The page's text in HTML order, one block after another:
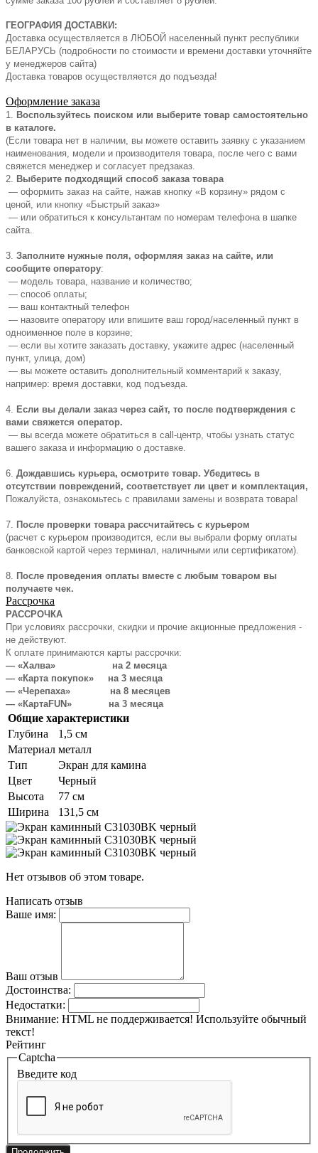
ГЕОГРАФИЯ ДОСТАВКИ:
Доставка осуществляется в ЛЮБОЙ населенный пункт республики
БЕЛАРУСЬ (подробности по стоимости и времени доставки уточняйте
у менеджеров сайта)
Доставка товаров осуществляется до подъезда!
Оформление заказа
1.
Воспользуйтесь поиском или выберите товар самостоятельно
в каталоге.
(Если товара нет в наличии, вы можете оставить заявку с указанием
наименования, модели и производителя товара, после чего с вами
свяжется менеджер и согласует предзаказ.
2.
Выберите подходящий способ заказа товара
— оформить заказ на сайте, нажав кнопку «В корзину» рядом с
ценой, или кнопку «Быстрый заказ»
— или обратиться к консультантам по номерам телефона в шапке
сайта.
3. Заполните нужные поля, оформляя заказ на сайте, или
сообщите оператору:
— модель товара, название и количество;
— способ оплаты;
— ваш контактный телефон
— назовите оператору или впишите ваш город/населенный пункт в
одноименное поле в корзине;
— если вы хотите заказать доставку, укажите адрес (населенный
пункт, улица, дом)
— вы можете оставить дополнительный комментарий к заказу,
например: время доставки, код подъезда.
4.
Если вы делали заказ через сайт, то после подтверждения с
вами свяжется оператор.
— вы всегда можете обратиться в call-центр, чтобы узнать статус
вашего заказа и информацию о доставке.
6. Дождавшись курьера, осмотрите товар. Убедитесь в
отсутствии повреждений, соответствует ли цвет и комплектация,
Пожалуйста, ознакомьтесь с правилами замены и возврата товара!
7.
После проверки товара рассчитайтесь с курьером
(расчет с курьером производится, если вы выбрали форму оплаты
банковской картой через терминал, наличными или сертификатом).
8.
После проведения оплаты вместе с любым товаром вы
получаете чек.
Рассрочка
РАССРОЧКА
При условиях рассрочки, скидки и прочие акционные предложения -
не действуют.
К оплате принимаются карты рассрочки:
— «Халва» на 2 месяца
— «Карта покупок» на 3 месяца
— «Черепаха» на 8 месяцев
— «КартаFUN» на 3 месяца
Общие характеристики
Глубина
1,5 см
Материал металл
Тип
Экран для камина
Цвет
Черный
Высота
77 см
Ширина
131,5 см
Нет отзывов об этом товаре.
Написать отзыв
Ваше имя:
Ваш отзыв
Достоинства:
Недостатки:
Внимание: HTML не поддерживается! Используйте обычный
текст!
Рейтинг
Captcha
Введите код